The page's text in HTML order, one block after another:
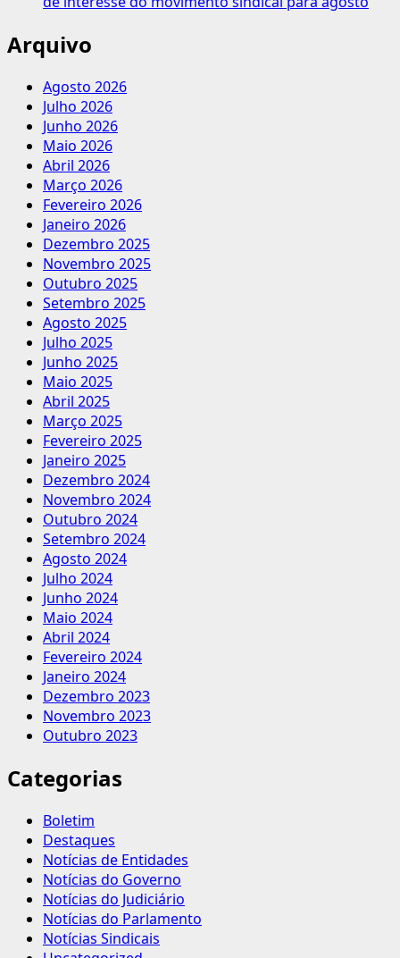
Arquivo
Agosto 2026
Julho 2026
Junho 2026
Maio 2026
Abril 2026
Março 2026
Fevereiro 2026
Janeiro 2026
Dezembro 2025
Novembro 2025
Outubro 2025
Setembro 2025
Agosto 2025
Julho 2025
Junho 2025
Maio 2025
Abril 2025
Março 2025
Fevereiro 2025
Janeiro 2025
Dezembro 2024
Novembro 2024
Outubro 2024
Setembro 2024
Agosto 2024
Julho 2024
Junho 2024
Maio 2024
Abril 2024
Fevereiro 2024
Janeiro 2024
Dezembro 2023
Novembro 2023
Outubro 2023
Categorias
Boletim
Destaques
Notícias de Entidades
Notícias do Governo
Notícias do Judiciário
Notícias do Parlamento
Notícias Sindicais